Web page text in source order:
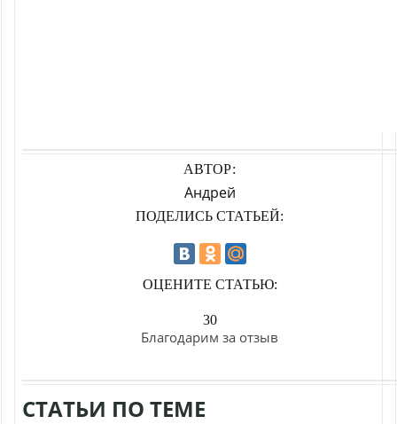
АВТОР:
Андрей
ПОДЕЛИСЬ СТАТЬЕЙ:
ОЦЕНИТЕ СТАТЬЮ:
30
Благодарим за отзыв
СТАТЬИ ПО ТЕМЕ